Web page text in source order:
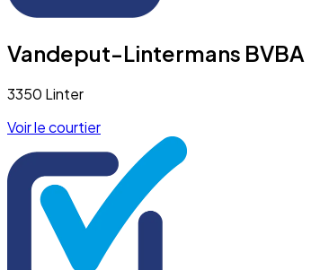
Vandeput-Lintermans BVBA
3350 Linter
Voir le courtier